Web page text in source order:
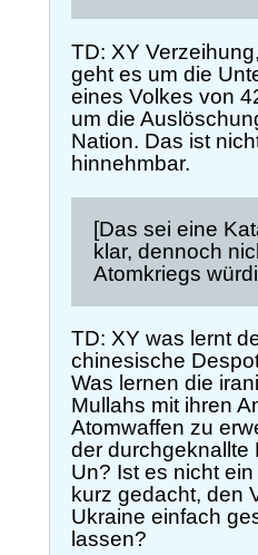
TD: XY
geht es um die
eines Volkes von
um die
Nation. Das ist
hinnehmbar.
[Das sei eine
klar, dennoch
Atomkriegs
TD: XY was lernt
chinesische
Was lernen die
Mullahs mit ihren
Atomwaffen zu
der durchgeknallte
Un? Ist es nicht
kurz gedacht, den
Ukraine einfach
lassen?